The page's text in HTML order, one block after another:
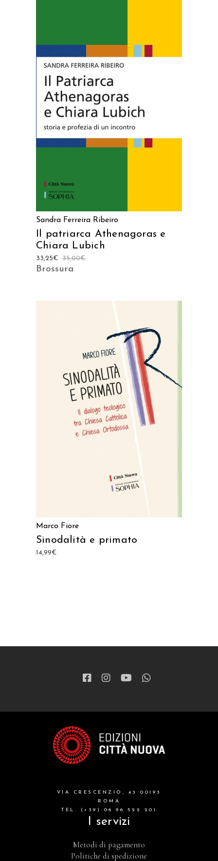
AGGIUNGI AL CARRELLO
Sandra Ferreira Ribeiro
Il patriarca Athenagoras e
Chiara Lubich
35,00€
33,25€
Brossura
AGGIUNGI AL CARRELLO
Marco Fiore
Sinodalità e primato
14,99€
VIA CRESCENZIO, 43 00193
ROMA
TEL. (+39) 06 96 522 201
I servizi
Metodi di pagamento
Politiche di spedizione